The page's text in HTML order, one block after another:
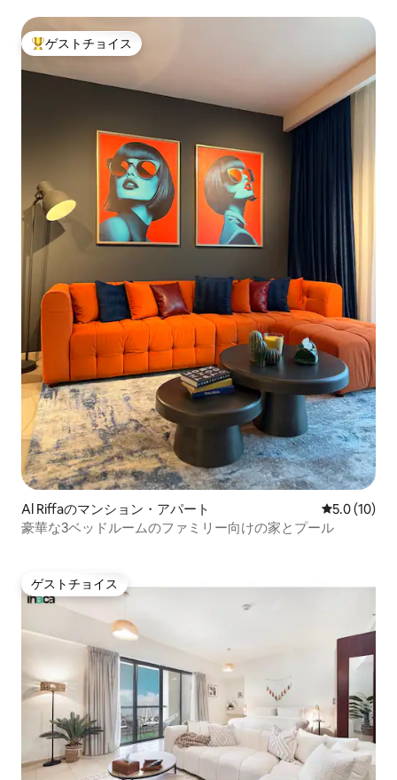
大好評のゲストチョイスです。
ゲストチョイス
Al Riffaのマンション・アパート レビュー10
5.0 (10)
豪華な3ベッドルームのファミリー向けの家とプール
ゲストチョイス
ゲストチョイス